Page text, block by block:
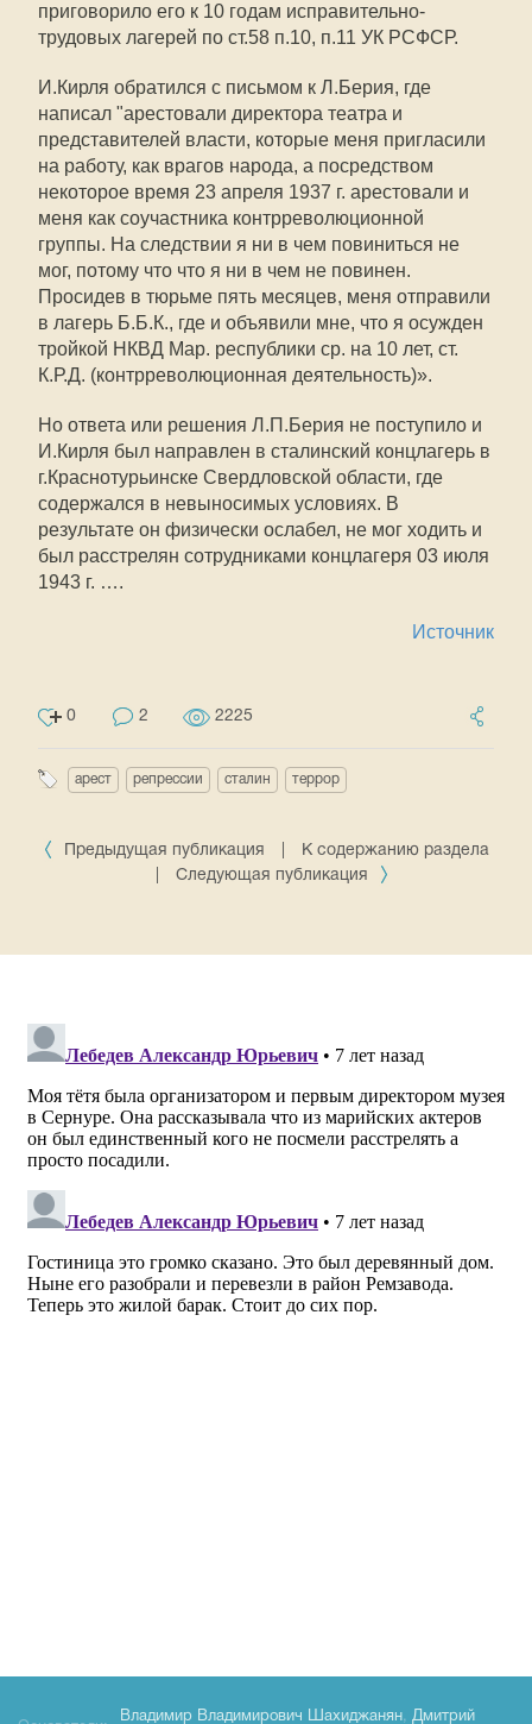
приговорило его к 10 годам исправительно-
трудовых лагерей по ст.58 п.10, п.11 УК РСФСР.
И.Кирля обратился с письмом к Л.Берия, где
написал "арестовали директора театра и
представителей власти, которые меня пригласили
на работу, как врагов народа, а посредством
некоторое время 23 апреля 1937 г. арестовали и
меня как соучастника контрреволюционной
группы. На следствии я ни в чем повиниться не
мог, потому что что я ни в чем не повинен.
Просидев в тюрьме пять месяцев, меня отправили
в лагерь Б.Б.К., где и объявили мне, что я осужден
тройкой НКВД Map. республики ср. на 10 лет, ст.
К.Р.Д. (контрреволюционная деятельность)».
Но ответа или решения Л.П.Берия не поступило и
И.Кирля был направлен в сталинский концлагерь в
г.Краснотурьинске Свердловской области, где
содержался в невыносимых условиях. В
результате он физически ослабел, не мог ходить и
был расстрелян сотрудниками концлагеря 03 июля
1943 г. ….
Источник
0 2 2225
арест репрессии сталин террор
Предыдущая публикация
К содержанию раздела
Следующая публикация
Владимир Владимирович Шахиджанян, Дмитрий